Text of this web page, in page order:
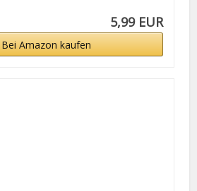
5,99 EUR
Bei Amazon kaufen